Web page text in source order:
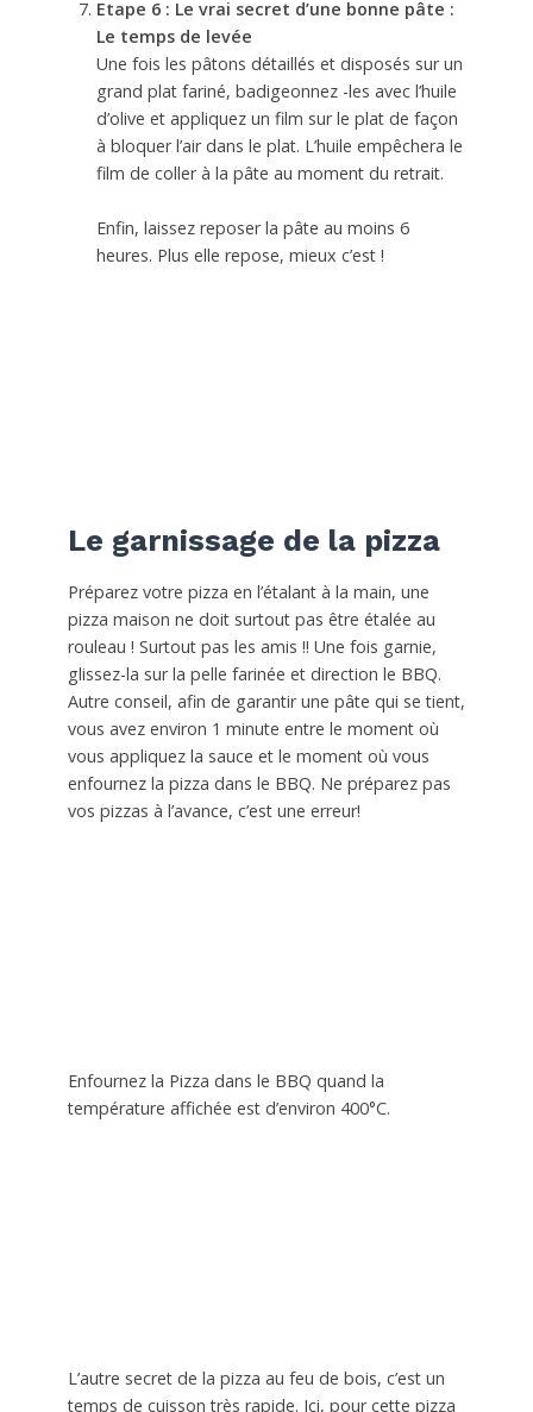
Etape 6 : Le vrai secret d’une bonne pâte :
Le temps de levée
Une fois les pâtons détaillés et disposés sur un
grand plat fariné, badigeonnez -les avec l’huile
d’olive et appliquez un film sur le plat de façon
à bloquer l’air dans le plat. L’huile empêchera le
film de coller à la pâte au moment du retrait.
Enfin, laissez reposer la pâte au moins 6
heures. Plus elle repose, mieux c’est !
Le garnissage de la pizza
Préparez votre pizza en l’étalant à la main, une
pizza maison ne doit surtout pas être étalée au
rouleau ! Surtout pas les amis !! Une fois garnie,
glissez-la sur la pelle farinée et direction le BBQ.
Autre conseil, afin de garantir une pâte qui se tient,
vous avez environ 1 minute entre le moment où
vous appliquez la sauce et le moment où vous
enfournez la pizza dans le BBQ. Ne préparez pas
vos pizzas à l’avance, c’est une erreur!
Enfournez la Pizza dans le BBQ quand la
température affichée est d’environ 400°C.
L’autre secret de la pizza au feu de bois, c’est un
temps de cuisson très rapide. Ici, pour cette pizza